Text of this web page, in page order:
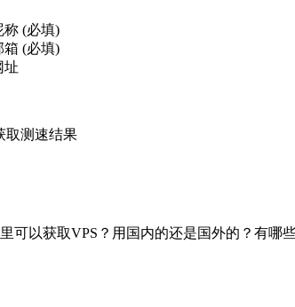
称 (必填)
箱 (必填)
址
可以获取VPS？用国内的还是国外的？有